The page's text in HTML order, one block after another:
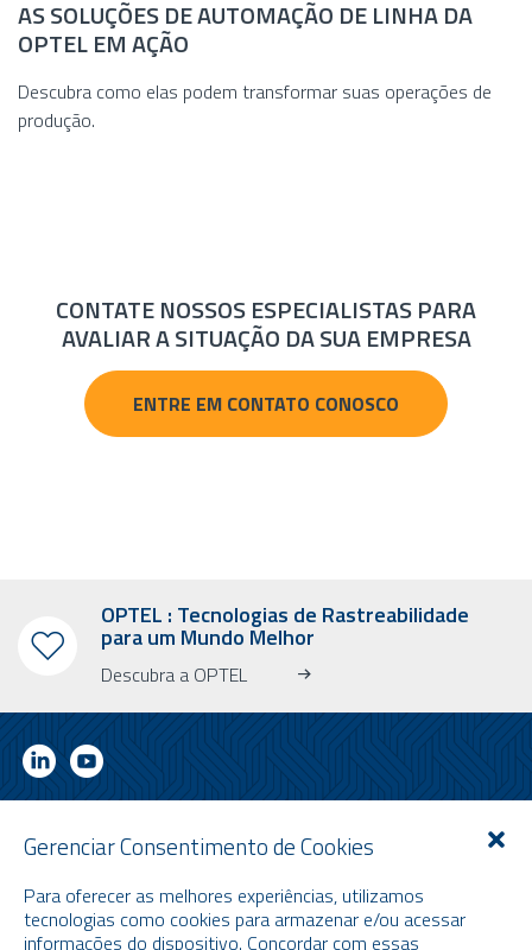
Gerenciar Consentimento de Cookies
Para oferecer as melhores experiências, utilizamos
tecnologias como cookies para armazenar e/ou acessar
informações do dispositivo. Concordar com essas
AS SOLUÇÕES DE AUTOMAÇÃO DE LINHA DA
OPTEL EM AÇÃO
Descubra como elas podem transformar suas operações de
produção.
CONTATE NOSSOS ESPECIALISTAS PARA
AVALIAR A SITUAÇÃO DA SUA EMPRESA
ENTRE EM CONTATO CONOSCO
OPTEL : Tecnologias de Rastreabilidade
para um Mundo Melhor
Descubra a OPTEL
RECEBA NOSSO NEWSLETTER INFORMATIVO
eventos e nossas últimas notícias!
* Por favor, observe que o newsletter informativo é enviado apenas em